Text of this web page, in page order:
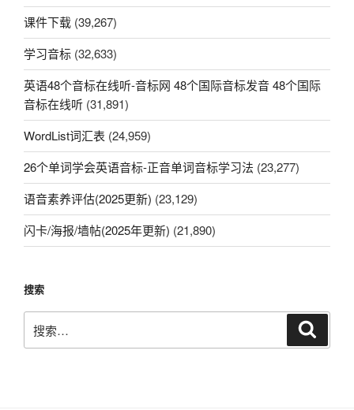
课件下载 (39,267)
学习音标 (32,633)
英语48个音标在线听-音标网 48个国际音标发音 48个国际
音标在线听 (31,891)
WordList词汇表 (24,959)
26个单词学会英语音标-正音单词音标学习法 (23,277)
语音素养评估(2025更新) (23,129)
闪卡/海报/墙帖(2025年更新) (21,890)
搜索
索：